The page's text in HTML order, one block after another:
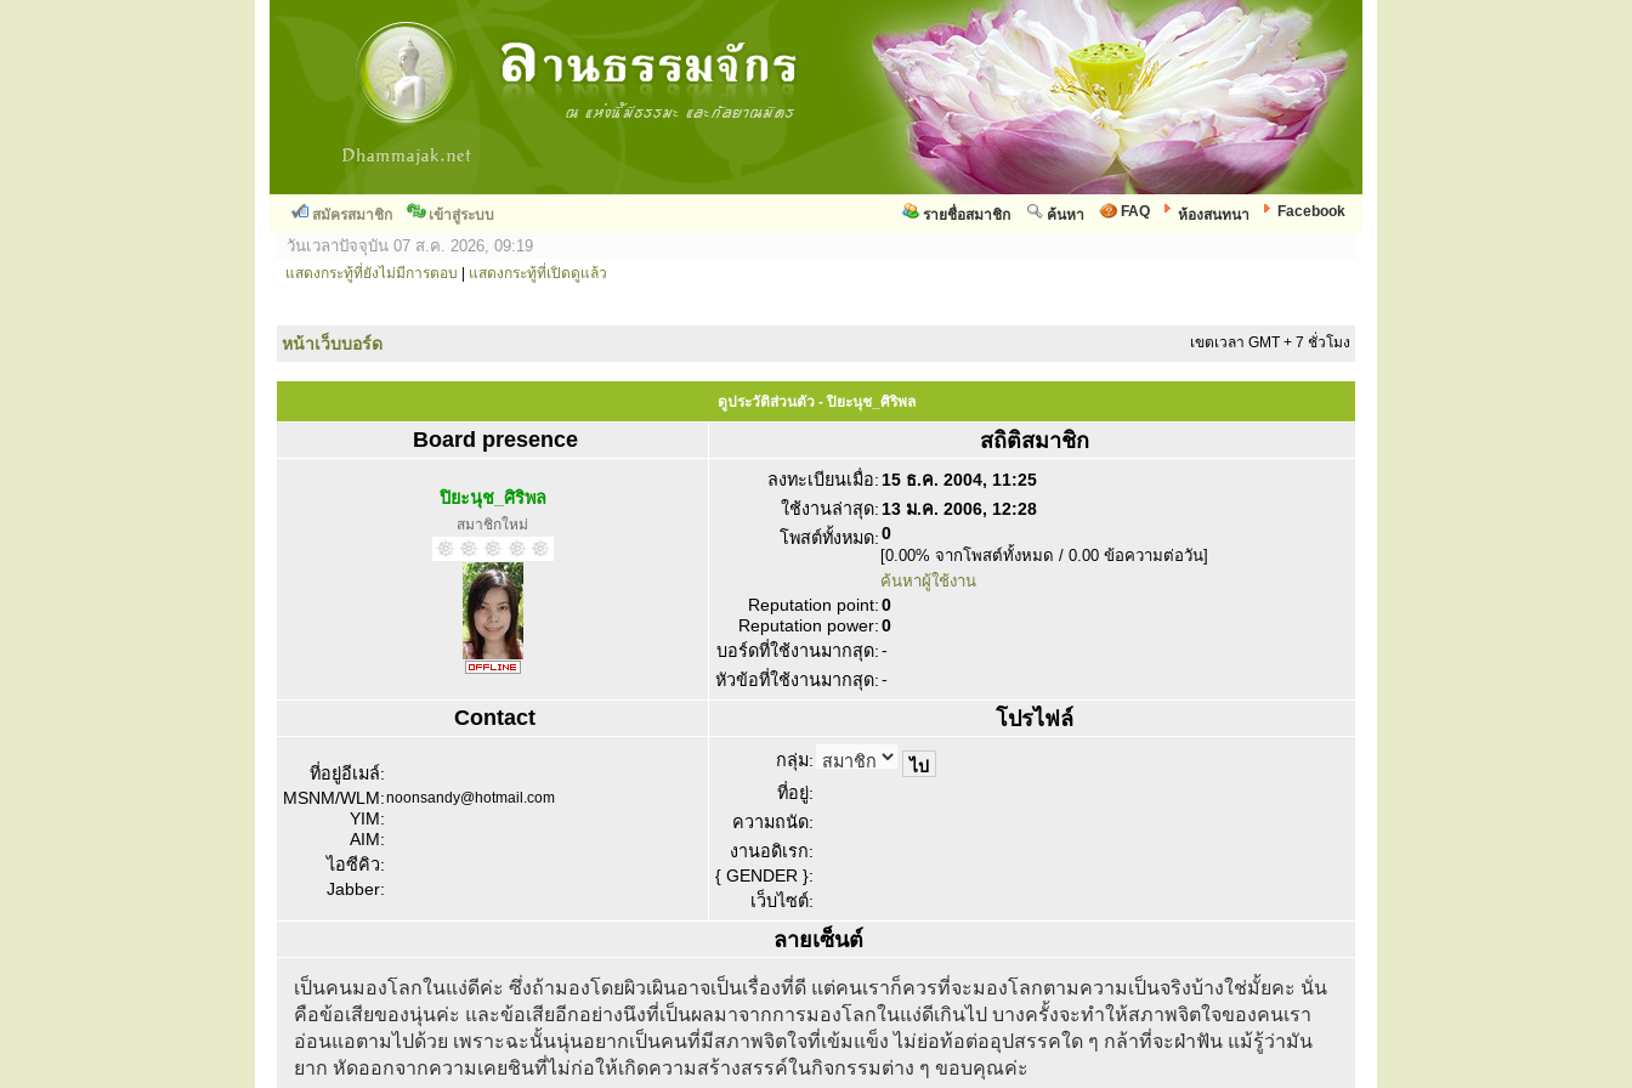
สมัครสมาชิก เข้าสู่ระบบ Facebook
ห้องสนทนา
FAQ
ค้นหา
รายชื่อสมาชิก
วันเวลาปัจจุบัน 07 ส.ค. 2026, 09:19
แสดงกระทู้ที่ยังไม่มีการตอบ แสดงกระทู้ที่เปิดดูแล้ว
หน้าเว็บบอร์ด เขตเวลา GMT + 7 ชั่วโมง
ดูประวัติส่วนตัว - ปิยะนุช_ศิริพล
Board presence สถิติสมาชิก
ปิยะนุช_ศิริพล
สมาชิกใหม่
ลงทะเบียนเมื่อ: 15 ธ.ค. 2004, 11:25
ใช้งานล่าสุด: 13 ม.ค. 2006, 12:28
โพสต์ทั้งหมด:0
[0.00% จากโพสต์ทั้งหมด / 0.00 ข้อความต่อวัน]
ค้นหาผู้ใช้งาน
Reputation point:0
Reputation power:0
บอร์ดที่ใช้งานมากสุด:-
หัวข้อที่ใช้งานมากสุด:-
Contact โปรไฟล์
ที่อยู่อีเมล์:
MSNM/WLM:noonsandy@hotmail.com
YIM:
AIM:
ไอซีคิว:
Jabber:
กลุ่ม:
ที่อยู่:
ความถนัด:
งานอดิเรก:
{ GENDER }:
เว็บไซต์:
ลายเซ็นต์
เป็นคนมองโลกในแง่ดีค่ะ ซึ่งถ้ามองโดยผิวเผินอาจเป็นเรื่องที่ดี แต่คนเราก็ควรที่จะมองโลกตามความเป็นจริงบ้างใช่มั้ยคะ นั่น
คือข้อเสียของนุ่นค่ะ และข้อเสียอีกอย่างนึงที่เป็นผลมาจากการมองโลกในแง่ดีเกินไป บางครั้งจะทำให้สภาพจิตใจของคนเรา
อ่อนแอตามไปด้วย เพราะฉะนั้นนุ่นอยากเป็นคนที่มีสภาพจิตใจที่เข้มแข็ง ไม่ย่อท้อต่ออุปสรรคใด ๆ กล้าที่จะฝ่าฟัน แม้รู้ว่ามัน
ยาก หัดออกจากความเคยชินที่ไม่ก่อให้เกิดความสร้างสรรค์ในกิจกรรมต่าง ๆ ขอบคุณค่ะ